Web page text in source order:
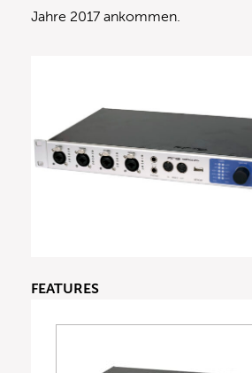
Jahre 2017 ankommen.
FEATURES